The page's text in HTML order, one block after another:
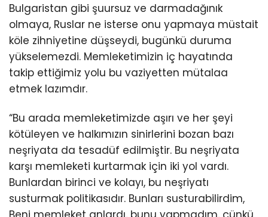
Bulgaristan gibi şuursuz ve darmadağınık
olmaya, Ruslar ne isterse onu yapmaya müstait
köle zihniyetine düşseydi, bugünkü duruma
yükselemezdi. Memleketimizin iç hayatında
takip ettiğimiz yolu bu vaziyetten mütalaa
etmek lazımdır.
“Bu arada memleketimizde aşırı ve her şeyi
kötüleyen ve halkımızın sinirlerini bozan bazı
neşriyata da tesadüf edilmiştir. Bu neşriyata
karşı memleketi kurtarmak için iki yol vardı.
Bunlardan birinci ve kolayı, bu neşriyatı
susturmak politikasıdır. Bunları susturabilirdim,